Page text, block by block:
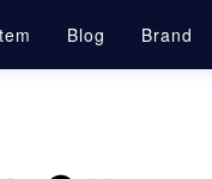
Blog Brand